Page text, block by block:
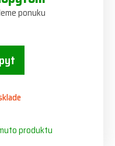
ponuku
produktu